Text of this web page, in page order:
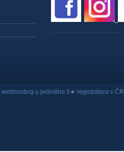
webhosting u jediného 5★ registrátora v ČR